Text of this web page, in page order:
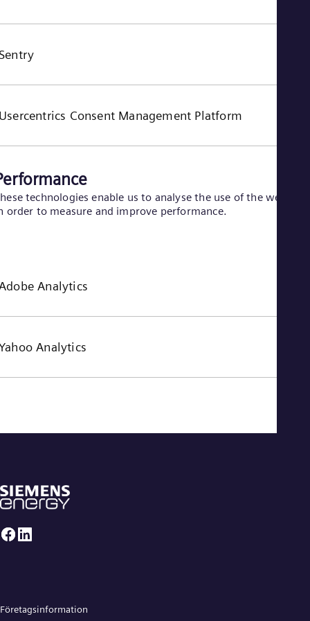
Consent Management Platform
technologies enable us to analyse the use of the website
order to measure and improve performance.
Analytics
Analytics
Företagsinformation